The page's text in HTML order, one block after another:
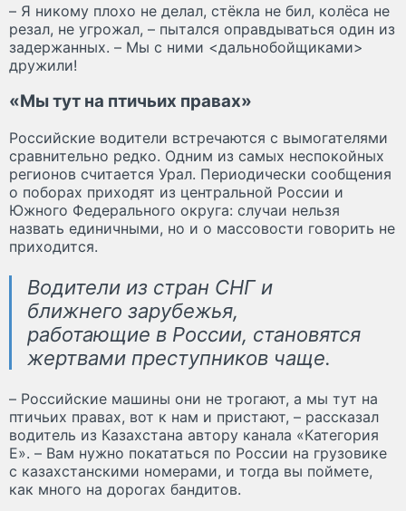
– Я никому плохо не делал, стёкла не бил, колёса не
резал, не угрожал, – пытался оправдываться один из
задержанных. – Мы с ними <дальнобойщиками>
дружили!
«Мы тут на птичьих правах»
Российские водители встречаются с вымогателями
сравнительно редко. Одним из самых неспокойных
регионов считается Урал. Периодически сообщения
о поборах приходят из центральной России и
Южного Федерального округа: случаи нельзя
назвать единичными, но и о массовости говорить не
приходится.
Водители из стран СНГ и
ближнего зарубежья,
работающие в России, становятся
жертвами преступников чаще.
– Российские машины они не трогают, а мы тут на
птичьих правах, вот к нам и пристают, – рассказал
водитель из Казахстана автору канала «Категория
Е». – Вам нужно покататься по России на грузовике
с казахстанскими номерами, и тогда вы поймете,
как много на дорогах бандитов.